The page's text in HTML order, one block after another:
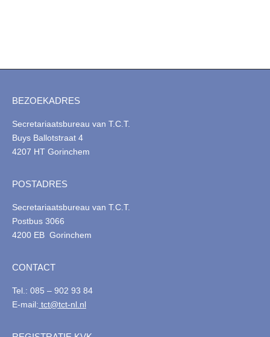
BEZOEKADRES
Secretariaatsbureau van T.C.T.
Buys Ballotstraat 4
4207 HT Gorinchem
POSTADRES
Secretariaatsbureau van T.C.T.
Postbus 3066
4200 EB Gorinchem
CONTACT
Tel.: 085 – 902 93 84
E-mail: tct@tct-nl.nl